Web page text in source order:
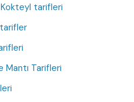
tarifleri
tarifler
Mantı Tarifleri